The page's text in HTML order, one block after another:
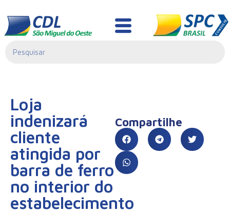
Informativo Jurídico
Loja
indenizará
cliente
atingida por
barra de ferro
no interior do
estabelecimento
Compartilhe